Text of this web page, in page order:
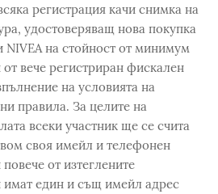
регистрация качи снимка на
удостоверяващ нова покупка
на стойност от минимум
вече регистриран фискален
на условията на
правила. За целите на
всеки участник ще се счита
своя имейл и телефонен
от изтеглените
имат един и същ имейл адрес